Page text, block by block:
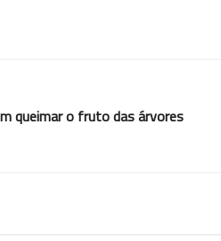
queimar o fruto das árvores